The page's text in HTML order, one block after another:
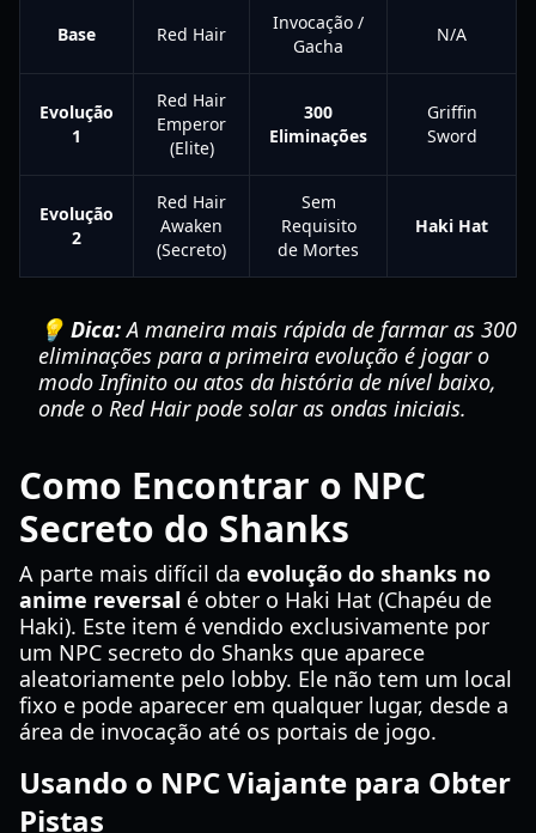
Base Red Hair
Invocação /
Gacha
N/A
Evolução
1
Red Hair
Emperor
(Elite)
300
Eliminações
Griffin
Sword
Evolução
2
Red Hair
Awaken
(Secreto)
Sem
Requisito
de Mortes
Haki Hat
💡 Dica:A maneira mais rápida de farmar as 300
eliminações para a primeira evolução é jogar o
modo Infinito ou atos da história de nível baixo,
onde o Red Hair pode solar as ondas iniciais.
Como Encontrar o NPC
Secreto do Shanks
A parte mais difícil da evolução do shanks no
anime reversal é obter o Haki Hat (Chapéu de
Haki). Este item é vendido exclusivamente por
um NPC secreto do Shanks que aparece
aleatoriamente pelo lobby. Ele não tem um local
fixo e pode aparecer em qualquer lugar, desde a
área de invocação até os portais de jogo.
Usando o NPC Viajante para Obter
Pistas